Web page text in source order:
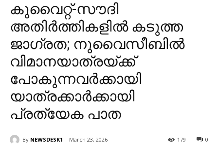
കുവൈറ്റ്-സൗദി
അതിർത്തികളിൽ കടുത്ത
ജാഗ്രത; നുവൈസീബിൽ
വിമാനയാത്രയ്ക്ക്
പോകുന്നവർക്കായി
യാത്രക്കാർക്കായി
പ്രത്യേക പാത
By NEWSDESK1 March 23, 2026 0
179